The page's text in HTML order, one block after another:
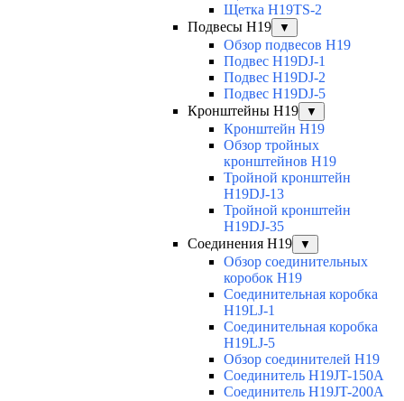
Щетка H19TS-2
Подвесы H19
▼
Обзор подвесов H19
Подвес H19DJ-1
Подвес H19DJ-2
Подвес H19DJ-5
Кронштейны H19
▼
Кронштейн H19
Обзор тройных
кронштейнов H19
Тройной кронштейн
H19DJ-13
Тройной кронштейн
H19DJ-35
Соединения H19
▼
Обзор соединительных
коробок H19
Соединительная коробка
H19LJ-1
Соединительная коробка
H19LJ-5
Обзор соединителей H19
Соединитель H19JT-150A
Соединитель H19JT-200A